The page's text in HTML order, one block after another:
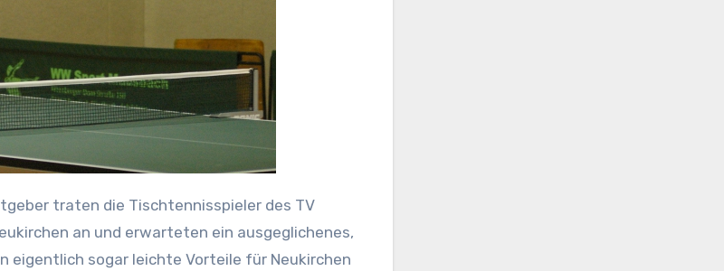
an und erwarteten ein ausgeglichenes,
eigentlich sogar leichte Vorteile für Neukirchen